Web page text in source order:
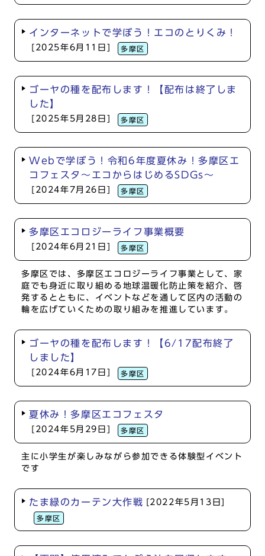
インターネットで学ぼう！エコのとりくみ！
[2025年6月11日] 多摩区
ゴーヤの種を配布します！【配布は終了しま
した】
[2025年5月28日] 多摩区
Webで学ぼう！令和6年度夏休み！多摩区エ
コフェスタ～エコからはじめるSDGs～
[2024年7月26日] 多摩区
多摩区エコロジーライフ事業概要
[2024年6月21日] 多摩区
多摩区では、多摩区エコロジーライフ事業として、家
庭でも身近に取り組める地球温暖化防止策を紹介、啓
発するとともに、イベントなどを通して区内の活動の
輪を広げていくための取り組みを推進しています。
ゴーヤの種を配布します！【6/17配布終了
しました】
[2024年6月17日] 多摩区
夏休み！多摩区エコフェスタ
[2024年5月29日] 多摩区
主に小学生が楽しみながら参加できる体験型イベント
です
たま緑のカーテン大作戦 [2022年5月13日]
多摩区